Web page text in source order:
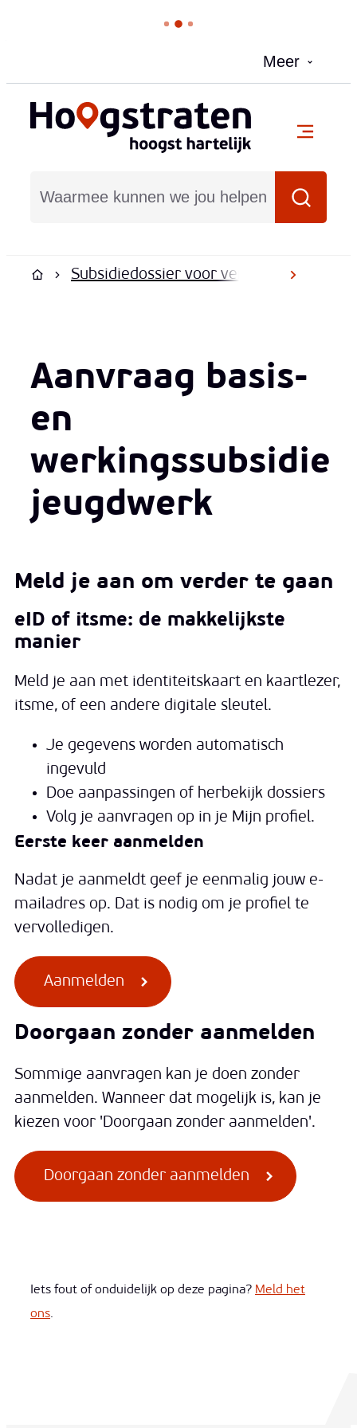
Meer
Hoogstraten
Zoeken
menu
scroll
Startpagina
Subsidiedossier voor verenigingen 2025
Aanvraag basis-
en
werkingssubsidie
jeugdwerk
Meld je aan om verder te gaan
eID of itsme: de makkelijkste
manier
Meld je aan met identiteitskaart en kaartlezer,
itsme, of een andere digitale sleutel.
Je gegevens worden automatisch
ingevuld
Doe aanpassingen of herbekijk dossiers
Volg je aanvragen op in je Mijn profiel.
Eerste keer aanmelden
Nadat je aanmeldt geef je eenmalig jouw e-
mailadres op. Dat is nodig om je profiel te
vervolledigen.
Aanmelden
Doorgaan zonder aanmelden
Sommige aanvragen kan je doen zonder
aanmelden. Wanneer dat mogelijk is, kan je
kiezen voor 'Doorgaan zonder aanmelden'.
Doorgaan zonder aanmelden
Iets fout of onduidelijk op deze pagina? Meld het
ons.